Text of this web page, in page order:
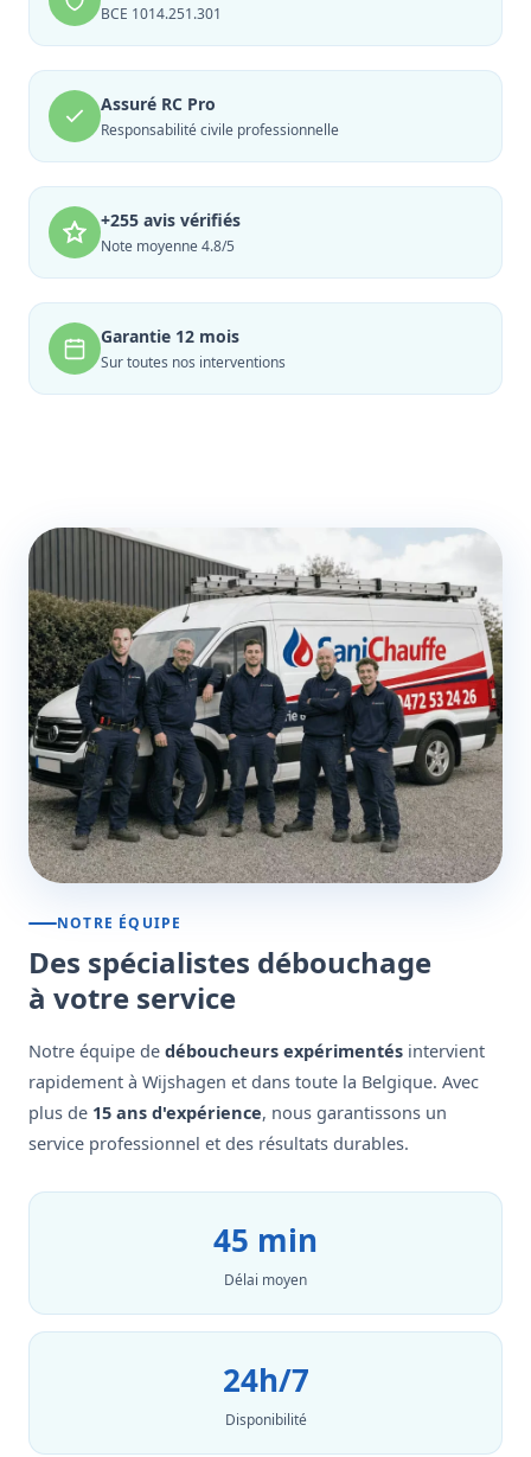
BCE 1014.251.301
Assuré RC Pro
Responsabilité civile professionnelle
+255 avis vérifiés
Note moyenne 4.8/5
Garantie 12 mois
Sur toutes nos interventions
NOTRE ÉQUIPE
Des spécialistes débouchage
à votre service
Notre équipe de déboucheurs expérimentés intervient
rapidement à Wijshagen et dans toute la Belgique. Avec
plus de 15 ans d'expérience, nous garantissons un
service professionnel et des résultats durables.
45 min
Délai moyen
24h/7
Disponibilité